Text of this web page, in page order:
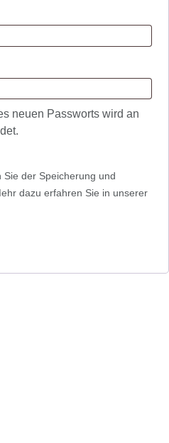
neuen Passworts wird an
der Speicherung und
dazu erfahren Sie in unserer